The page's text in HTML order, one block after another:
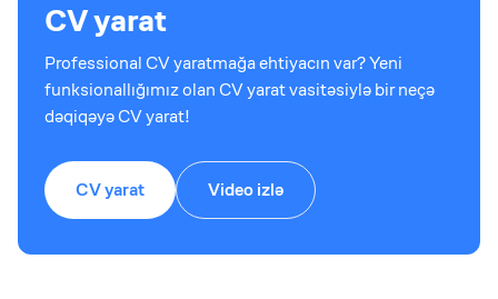
CV yarat
Professional CV yaratmağa ehtiyacın var? Yeni
funksionallığımız olan CV yarat vasitəsiylə bir neçə
dəqiqəyə CV yarat!
CV yarat Video izlə